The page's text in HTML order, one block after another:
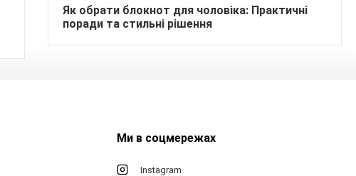
Як обрати блокнот для чоловіка: Практичні
поради та стильні рішення
Ми в соцмережах
Instagram